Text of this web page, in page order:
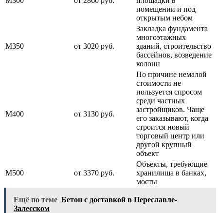
помещении и под
открытым небом
М350 от 3020 руб.
Закладка фундамента
многоэтажных
зданий, строительство
бассейнов, возведение
колонн
М400 от 3130 руб.
По причине немалой
стоимости не
пользуется спросом
среди частных
застройщиков. Чаще
его заказывают, когда
строится новый
торговый центр или
другой крупный
объект
М500 от 3370 руб.
Объекты, требующие
хранилища в банках,
мосты
Ещё по теме Бетон с доставкой в Переславле-
Залесском